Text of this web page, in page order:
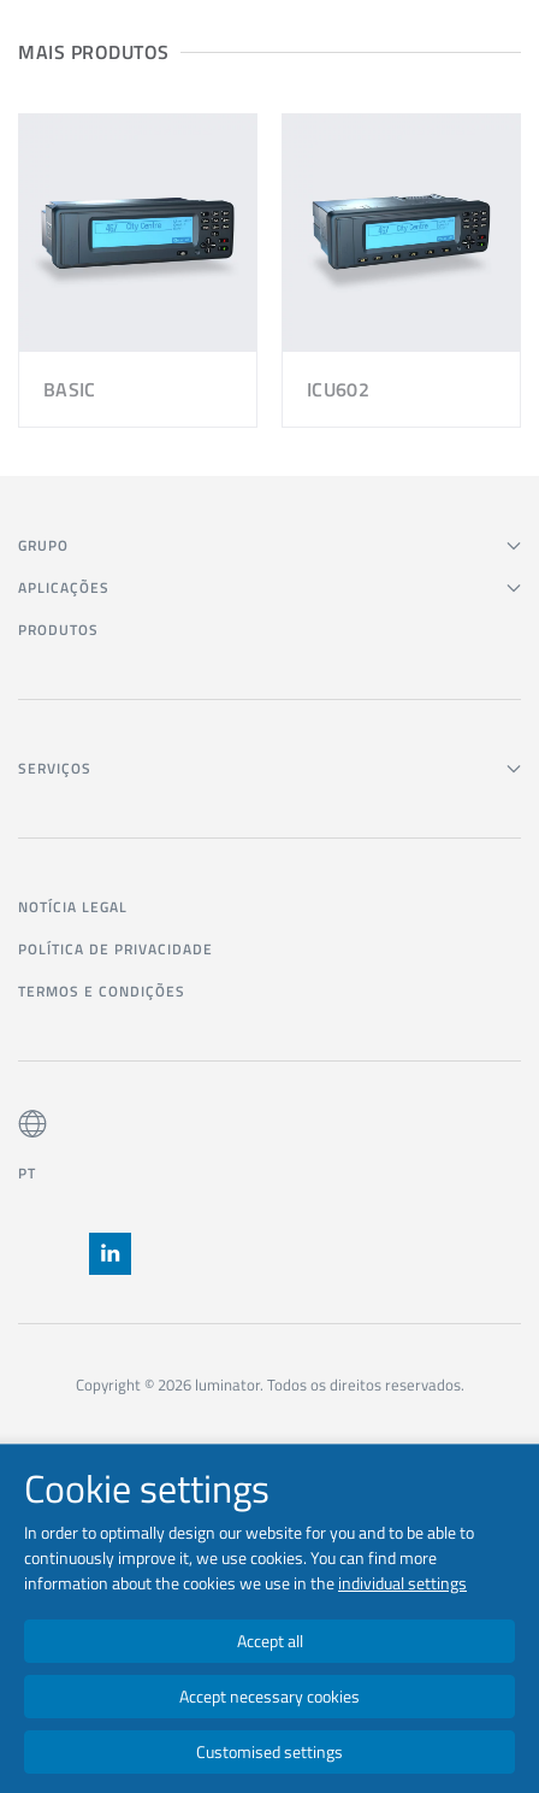
MAIS PRODUTOS
BASIC ICU602
GRUPO
APLICAÇÕES
PRODUTOS
SERVIÇOS
NOTÍCIA LEGAL
POLÍTICA DE PRIVACIDADE
TERMOS E CONDIÇÕES
PT
Copyright © 2026 luminator. Todos os direitos reservados.
Cookie settings
In order to optimally design our website for you and to be able to
continuously improve it, we use cookies. You can find more
information about the cookies we use in theindividual settings
Accept all
Accept necessary cookies
Customised settings